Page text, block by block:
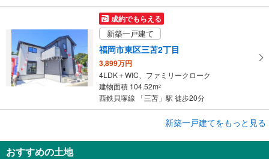
成約でもらえる
新築一戸建て
福岡市東区三苫2丁目
3,899万円
4LDK＋WIC、ファミリークローク
建物面積 104.52m2
西鉄貝塚線 「三苫」駅 徒歩20分
新築一戸建てをもっと見る
おすすめの土地